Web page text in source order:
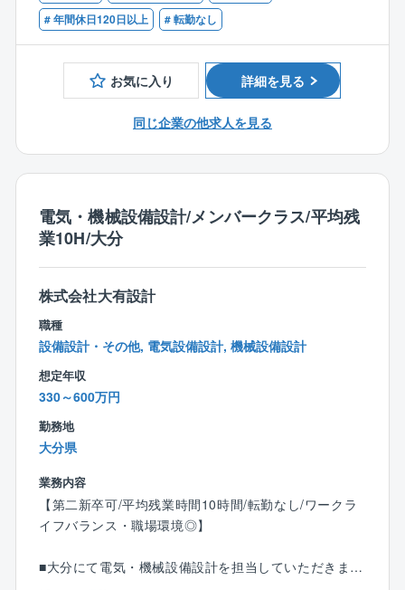
で、総合的に広範囲なニーズに応えています。
＜空調設備事業＞
半導体や食品、医薬品などの製造に欠かすことのでき
ないクリーンルーム分野は、高い技術と実績を誇って
さらに最近では、バイオ再生医療設備でも高い評価を
いただいています。
人の暮らしや産業化にとって必要不可欠な「水」。
大切な公共の水インフラである上下水道処理場の増設
担っています。
同社は、大切な「水」を巡る幅広い分野の事業をカバ
ーしています。
企画設計/基本設計/実施設計/仕様書・予算書等作成/施
工管理
■お取引は国・地方自治体から民間の法人様と幅広くい
の教育施設、商業施設や共同住宅まで多岐にわたりま
〇日本一ストレスがない会社造りを目指す企業！
■代表者自身が社員として勤務していた際に嫌だったこ
とは同社社員には経験させたくない、自身が働きたく
なるような会社にしたいという思いが代表者の根底に
あります。従って、正当に評価される独自の評価制度
をはじめ、ストレスのない環境、家族を大事にする等
の考えが根付いています。（パワハラやセクハラの徹
底排除、充実した福利厚生による人間関係の円滑化、
無駄な業務による残業など）
〇ワークライフバランス充実〇
■休日は年間122日となっており、完全週休2日制（土
取得にも力を入れています。育児休業の取得状況は10
0％。男性も取得実績があり、仕事とプライべートを両
立できる働きやすい環境を目指しています。
■設備設計一級建築士
■1級電気工事施工管理技士もしくは1級管工事施工管理
# 年間休日120日以上 # 転勤なし
お気に入り 詳細を見る
同じ企業の他求人を見る
電気・機械設備設計/メンバークラス/平均残
業10H/大分
株式会社大有設計
職種
設備設計・その他, 電気設備設計, 機械設備設計
想定年収
330～600万円
勤務地
大分県
業務内容
【第二新卒可/平均残業時間10時間/転勤なし/ワークラ
イフバランス・職場環境◎】
■大分にて電気・機械設備設計を担当していただきま